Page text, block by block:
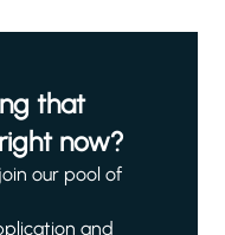
that
now?
our pool of
and